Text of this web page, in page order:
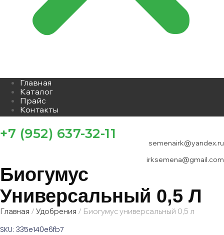
Главная
Каталог
Прайс
Контакты
+7 (952) 637-32-11
semenairk@yandex.ru
irksemena@gmail.com
Биогумус
Универсальный 0,5 Л
Главная / Удобрения / Биогумус универсальный 0,5 л
SKU: 335e140e6fb7